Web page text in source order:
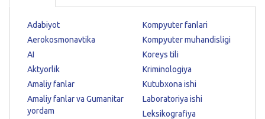
Adabiyot
Aerokosmonavtika
AI
Aktyorlik
Amaliy fanlar
Amaliy fanlar va Gumanitar
yordam
Kompyuter fanlari
Kompyuter muhandisligi
Koreys tili
Kriminologiya
Kutubxona ishi
Laboratoriya ishi
Leksikografiya